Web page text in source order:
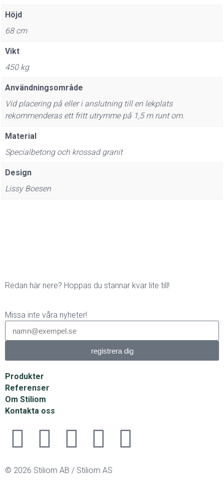
Höjd
68 cm
Vikt
450 kg
Användningsområde
Vid placering på eller i anslutning till en lekplats
rekommenderas ett fritt utrymme på 1,5 m runt om.
Material
Specialbetong och krossad granit
Design
Lissy Boesen
Redan här nere? Hoppas du stannar kvar lite till!
Missa inte våra nyheter!
registrera dig
Produkter
Referenser
Om Stiliom
Kontakta oss
© 2026 Stiliom AB / Stiliom AS